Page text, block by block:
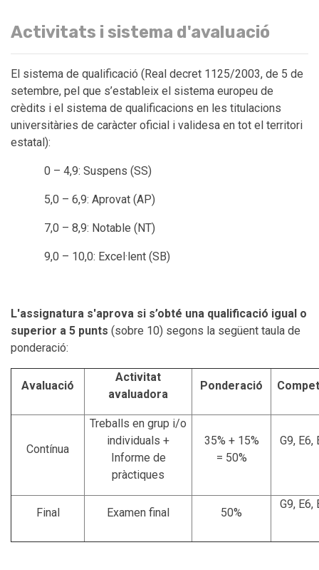
Activitats i sistema d'avaluació
El sistema de qualificació (Real decret 1125/2003, de 5 de
setembre, pel que s’estableix el sistema europeu de
crèdits i el sistema de qualificacions en les titulacions
universitàries de caràcter oficial i validesa en tot el territori
estatal):
0 – 4,9: Suspens (SS)
5,0 – 6,9: Aprovat (AP)
7,0 – 8,9: Notable (NT)
9,0 – 10,0: Excel·lent (SB)
L'assignatura s'aprova si s’obté una qualificació igual o
superior a 5 punts (sobre 10) segons la següent taula de
ponderació:
Avaluació
Activitat
avaluadora
Ponderació
Contínua
Treballs en grup i/o
individuals +
Informe de
pràctiques
35% + 15%
= 50%
G9, E6,
Final Examen final 50%
G9, E6,